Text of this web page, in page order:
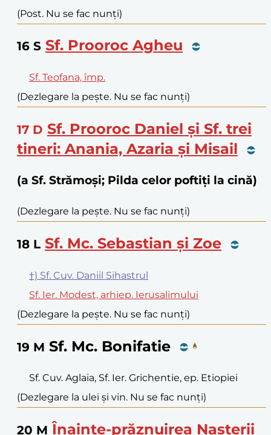
(Post. Nu se fac nunți)
16 S Sf. Prooroc Agheu
Sf. Teofana, împ.
(Dezlegare la pește. Nu se fac nunți)
17 D Sf. Prooroc Daniel și Sf. trei
tineri: Anania, Azaria și Misail
(a Sf. Strămoși; Pilda celor poftiți la cină)
(Dezlegare la pește. Nu se fac nunți)
18 L Sf. Mc. Sebastian și Zoe
†) Sf. Cuv. Daniil Sihastrul
Sf. Ier. Modest, arhiep. Ierusalimului
(Dezlegare la pește. Nu se fac nunți)
19 M Sf. Mc. Bonifatie
Sf. Cuv. Aglaia, Sf. Ier. Grichentie, ep. Etiopiei
(Dezlegare la ulei și vin. Nu se fac nunți)
20 M Înainte-prăznuirea Nașterii